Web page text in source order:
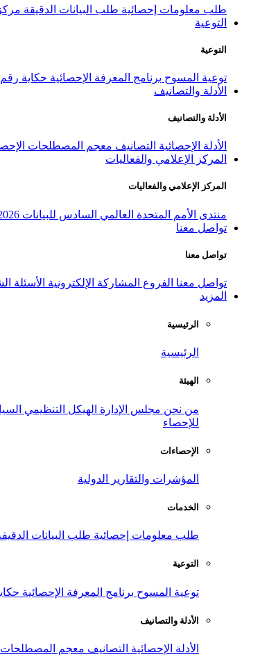
طلب معلومات إحصائية طلب البيانات الدقيقة
التوعية
التوعية
توعية المسوح برنامج المعرفة الإحصائية حكاية رقم
الأدلة والتصانيف
الأدلة والتصانيف
الأدلة الإحصائية التصانيف معجم المصطلحات
المركز الإعلامي والفعاليات
المركز الإعلامي والفعاليات
منتدى الأمم المتحدة العالمي السادس للبيانات 2026
تواصل معنا
تواصل معنا
تواصل معنا الفروع المشاركة الإلكترونية الأسئلة
المزيد
الرئيسية
الرئيسية
الهيئة
من نحن مجلس الإدارة الهيكل التنظيمي
للإحصاء
الإحصاءات
المؤشرات والتقارير الدولية
الخدمات
طلب معلومات إحصائية طلب البيانات
التوعية
توعية المسوح برنامج المعرفة الإحصائية
الأدلة والتصانيف
الأدلة الإحصائية التصانيف معجم المصطلحات